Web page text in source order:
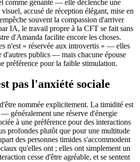
comme gênante — elle déclenche une
accusé de réception élégant, mise en
souvent la compassion d'arriver
IA, le travail propre à la CFT se fait sans
d'Amanda facilite encore les choses.
n'est « réservée aux introvertis » — elles
d'autres publics — mais chacune épouse
préférence pour la faible stimulation.
pas l'anxiété sociale
nommée explicitement. La timidité est
généralement une réserve d'énergie
à une préférence pour des interactions
profondes plutôt que pour une multitude
des personnes timides s'accommodent
qu'elles ont ; elles ont simplement un
cesse d'être agréable, et se sentent